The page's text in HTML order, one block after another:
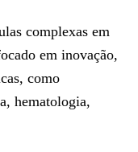
complexas em
em inovação,
como
hematologia,